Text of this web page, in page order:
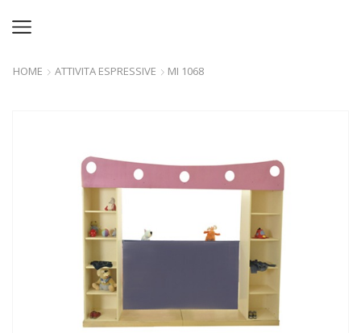
HOME ATTIVITA ESPRESSIVE MI 1068